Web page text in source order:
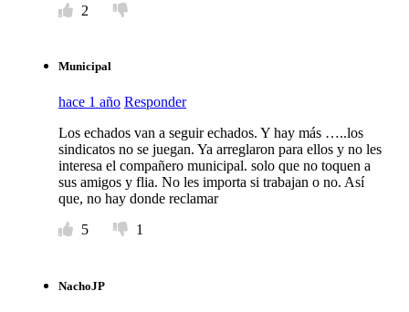
2
Municipal
hace 1 año Responder
Los echados van a seguir echados. Y hay más …..los
sindicatos no se juegan. Ya arreglaron para ellos y no les
interesa el compañero municipal. solo que no toquen a
sus amigos y flia. No les importa si trabajan o no. Así
que, no hay donde reclamar
5
1
NachoJP